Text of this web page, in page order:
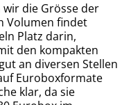
die Grösse der
Volumen findet
Platz darin,
den kompakten
an diversen Stellen
Euroboxformate
klar, da sie